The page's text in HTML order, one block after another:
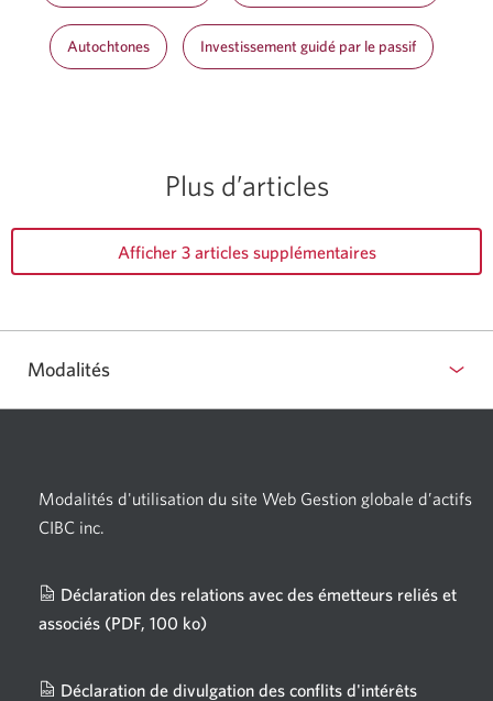
Autochtones Investissement guidé par le passif
Plus d’articles
Afficher 3 articles supplémentaires
Modalités
Modalités d'utilisation du site Web Gestion globale d’actifs
CIBC inc.
Déclaration des relations avec des émetteurs reliés et
associés (PDF, 100 ko)
fenêtre
Déclaration de divulgation des conflits d'intérêts